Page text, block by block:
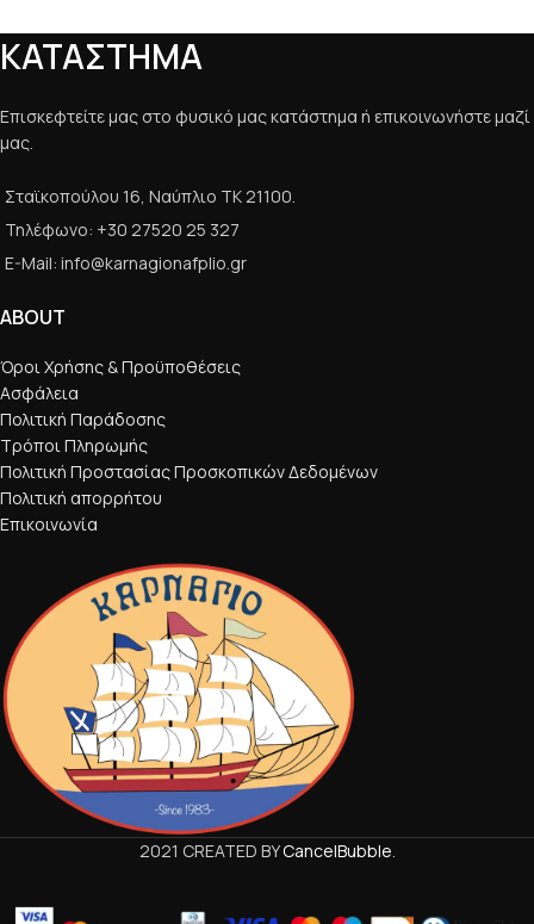
ΚΑΤΑΣΤΗΜΑ
Επισκεφτείτε μας στο φυσικό μας κατάστημα ή επικοινωνήστε μαζί
μας.
Σταϊκοπούλου 16, Ναύπλιο ΤΚ 21100.
Τηλέφωνο: +30 27520 25 327
E-Mail: info@karnagionafplio.gr
ABOUT
Όροι Χρήσης & Προϋποθέσεις
Ασφάλεια
Πολιτική Παράδοσης
Τρόποι Πληρωμής
Πολιτική Προστασίας Προσκοπικών Δεδομένων
Πολιτική απορρήτου
Επικοινωνία
2021 CREATED BYCancelBubble.